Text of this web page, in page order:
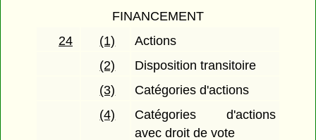
FINANCEMENT
24
(1)
Actions
(2)
Disposition transitoire
(3)
Catégories d'actions
(4)
Catégories d'actions
avec droit de vote